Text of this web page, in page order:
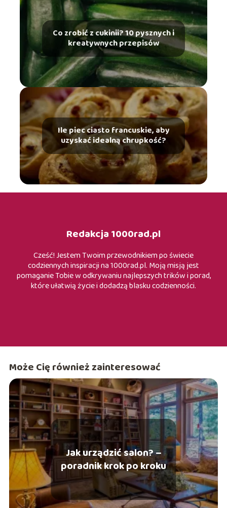
Co zrobić z cukinii? 10 pysznych i
kreatywnych przepisów
Ile piec ciasto francuskie, aby
uzyskać idealną chrupkość?
Redakcja 1000rad.pl
Cześć! Jestem Twoim przewodnikiem po świecie
codziennych inspiracji na 1000rad.pl. Moją misją jest
pomaganie Tobie w odkrywaniu najlepszych trików i porad,
które ułatwią życie i dodadzą blasku codzienności.
Może Cię również zainteresować
Jak urządzić salon? –
poradnik krok po kroku